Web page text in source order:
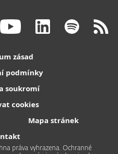
zásad
podmínky
soukromí
cookies
Mapa stránek
práva vyhrazena. Ochranné